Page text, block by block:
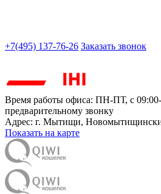
+7(495) 137-76-26 Заказать звонок
Время работы офиса: ПН-ПТ, с
предварительному звонку
Адрес: г. Мытищи,
Показать на карте